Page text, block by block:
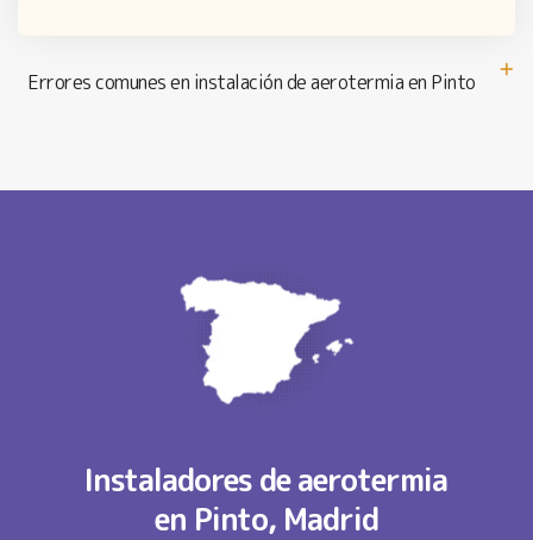
Errores comunes en instalación de aerotermia en Pinto
Instaladores de aerotermia
en Pinto, Madrid